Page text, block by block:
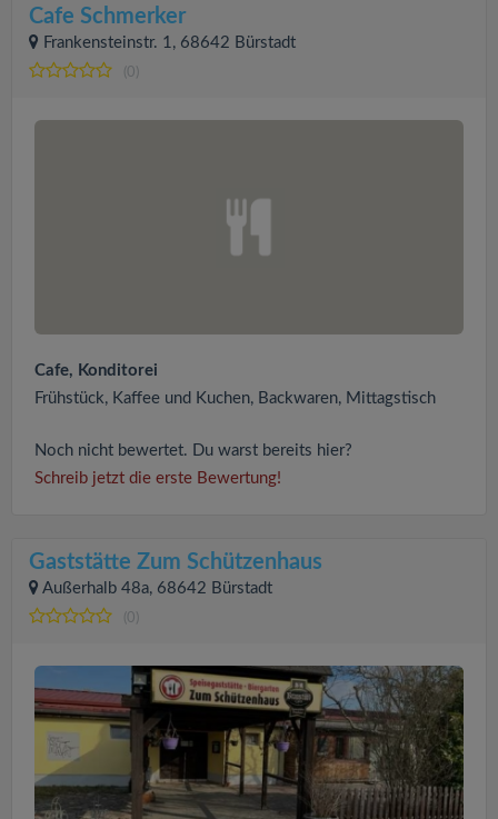
Cafe Schmerker
Frankensteinstr. 1, 68642 Bürstadt
(0)
Cafe, Konditorei
Frühstück, Kaffee und Kuchen, Backwaren, Mittagstisch
Noch nicht bewertet. Du warst bereits hier?
Schreib jetzt die erste Bewertung!
Gaststätte Zum Schützenhaus
Außerhalb 48a, 68642 Bürstadt
(0)